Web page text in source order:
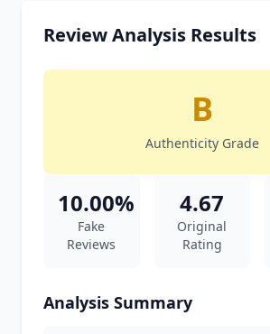
Review Analysis Results
B
Authenticity Grade
10.00%
Fake
Reviews
4.67
Original
Rating
Analysis Summary